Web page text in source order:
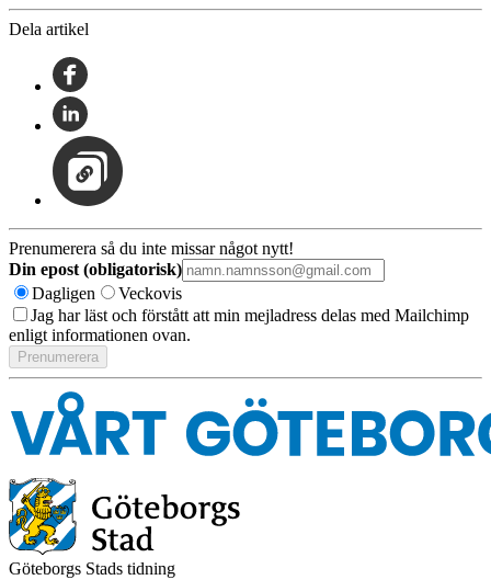
Dela artikel
Prenumerera så du inte missar något nytt!
Din epost (obligatorisk)
Dagligen
Veckovis
Jag har läst och förstått att min mejladress delas med Mailchimp
enligt informationen ovan.
Göteborgs Stads tidning